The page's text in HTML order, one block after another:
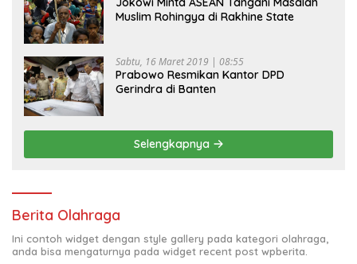
Muslim Rohingya di Rakhine State
Sabtu, 16 Maret 2019 | 08:55
Prabowo Resmikan Kantor DPD
Gerindra di Banten
Selengkapnya
Berita Olahraga
Ini contoh widget dengan style gallery pada kategori olahraga,
anda bisa mengaturnya pada widget recent post wpberita.